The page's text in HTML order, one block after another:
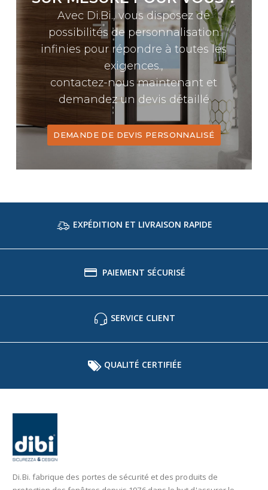
Avec Di.Bi., vous disposez de
possibilités de personnalisation
infinies pour répondre à toutes les
exigences.,
contactez-nous maintenant et
demandez un devis détaillé
DEMANDE DE DEVIS PERSONNALISÉ
EXPÉDITION ET LIVRAISON RAPIDE
PAIEMENT SÉCURISÉ
SERVICE CLIENT
QUALITÉ CERTIFIÉE
Di.Bi. fabrique des portes de sécurité et des produits de